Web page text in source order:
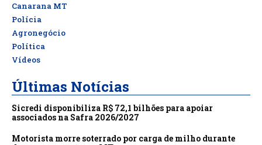
Canarana MT
Polícia
Agronegócio
Política
Vídeos
Últimas Notícias
Sicredi disponibiliza R$ 72,1 bilhões para apoiar
associados na Safra 2026/2027
Motorista morre soterrado por carga de milho durante